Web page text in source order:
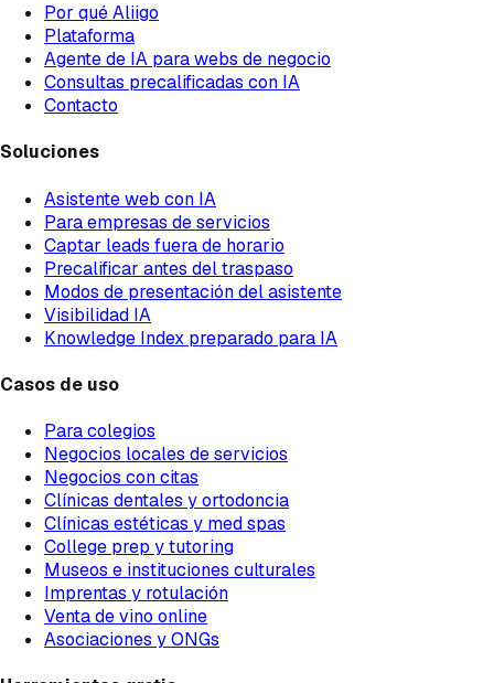
Por qué Aliigo
Plataforma
Agente de IA para webs de negocio
Consultas precalificadas con IA
Contacto
Soluciones
Asistente web con IA
Para empresas de servicios
Captar leads fuera de horario
Precalificar antes del traspaso
Modos de presentación del asistente
Visibilidad IA
Knowledge Index preparado para IA
Casos de uso
Para colegios
Negocios locales de servicios
Negocios con citas
Clínicas dentales y ortodoncia
Clínicas estéticas y med spas
College prep y tutoring
Museos e instituciones culturales
Imprentas y rotulación
Venta de vino online
Asociaciones y ONGs